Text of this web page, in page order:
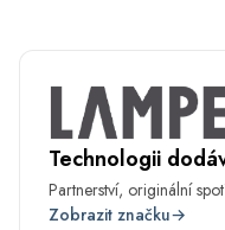
Technologii
Partnerství, originální
Zobrazit značku→